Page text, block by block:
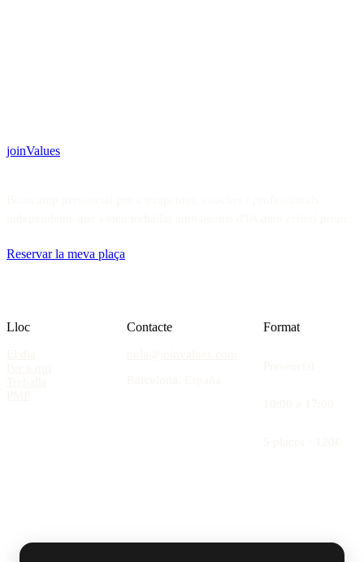
joinValues
Reservar la meva plaça
Lloc Contacte Format
© 2026 JoinValues. Tots els drets reservats.